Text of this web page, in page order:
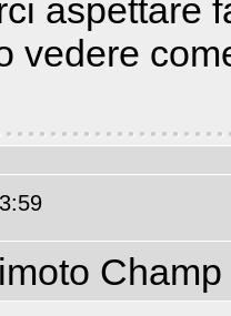
aspettare
vedere
Champ